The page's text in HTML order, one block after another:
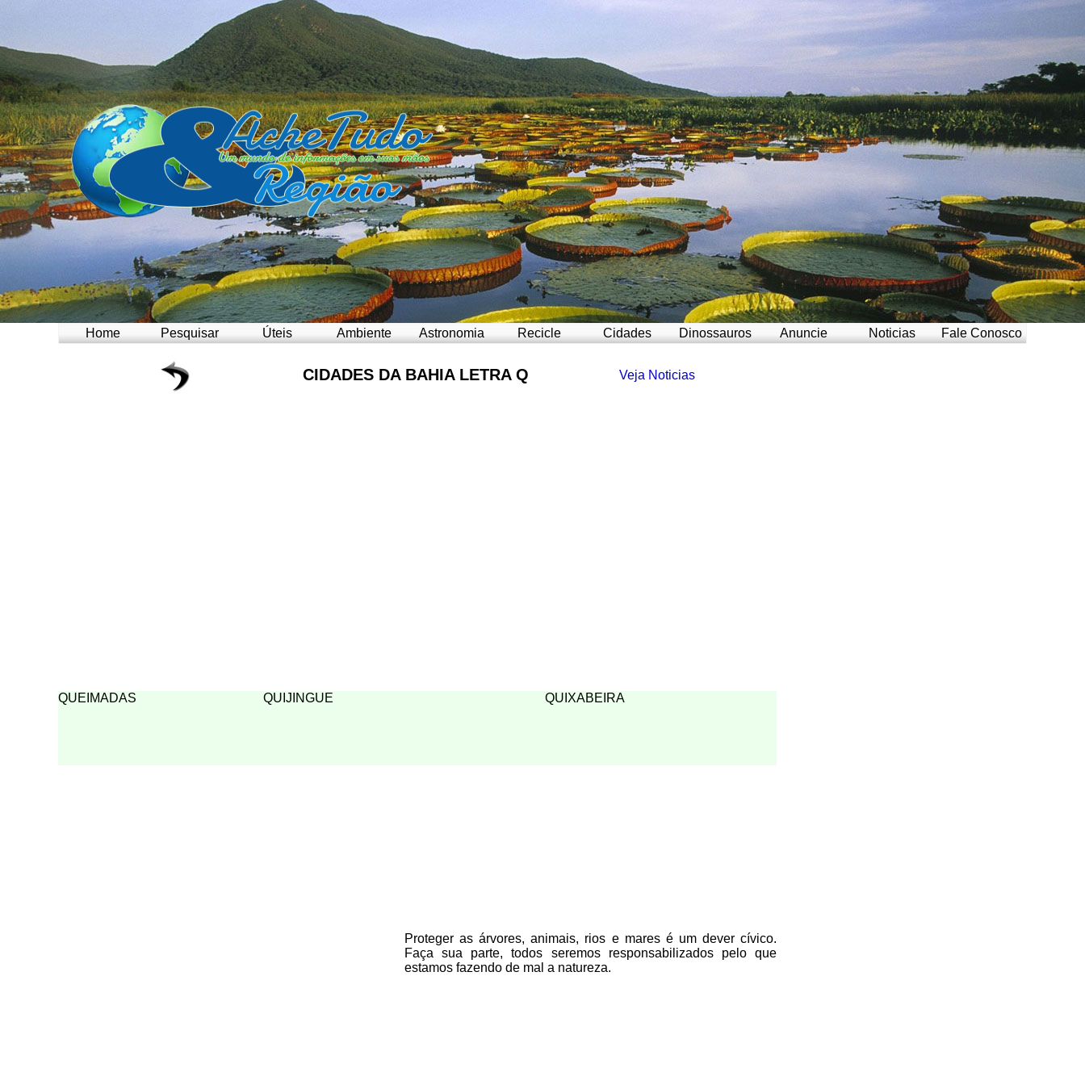
Home Pesquisar Úteis Ambiente Astronomia Recicle Cidades Dinossauros Anuncie Noticias Fale Conosco
CIDADES DA BAHIA LETRA Q Veja Noticias
QUEIMADAS QUIJINGUE QUIXABEIRA
Proteger as árvores, animais, rios e mares é um dever cívico.
Faça sua parte, todos seremos responsabilizados pelo que
estamos fazendo de mal a natureza.